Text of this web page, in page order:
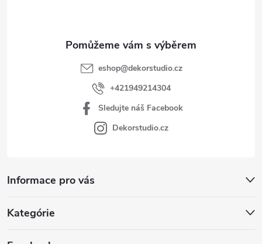
Informace pro vás
Kategórie
eshop@dekorstudio.cz
+421949214304
Sledujte náš Facebook
Dekorstudio.cz